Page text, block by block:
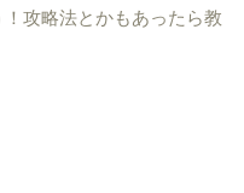
攻略法とかもあったら教